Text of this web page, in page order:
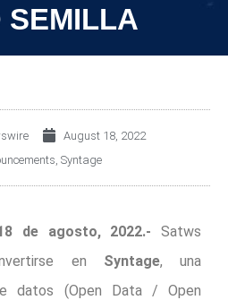
SEMILLA
August 18, 2022
Syntage
de agosto, 2022.- Satws
en Syntage, una
datos (Open Data / Open